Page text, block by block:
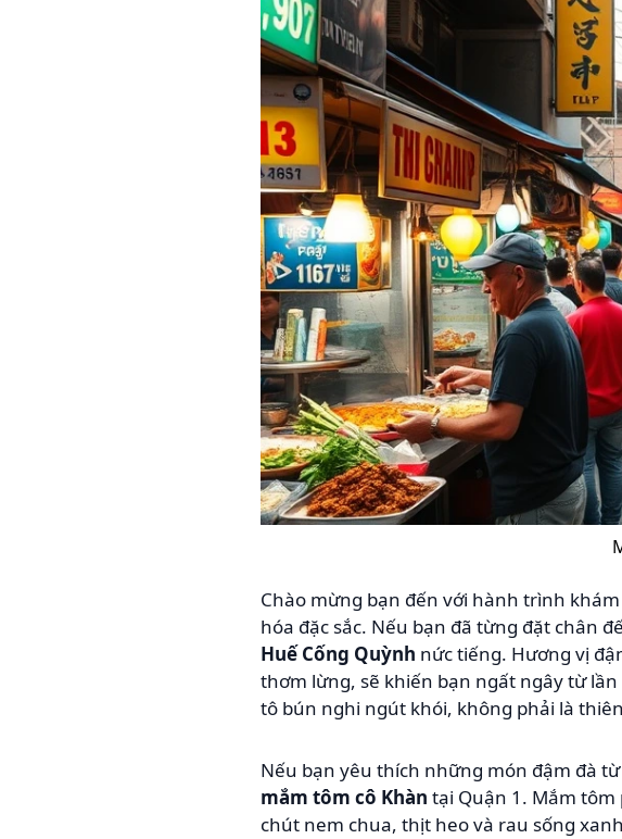
Chào mừng bạn đến với hành trình
hóa đặc sắc. Nếu bạn đã từng đặt chân
Huế Cống Quỳnh nức tiếng. Hương vị
thơm lừng, sẽ khiến bạn ngất ngây từ
tô bún nghi ngút khói, không phải là
Nếu bạn yêu thích những món đậm đà
mắm tôm cô Khàn tại Quận 1. Mắm
chút nem chua, thịt heo và rau sống